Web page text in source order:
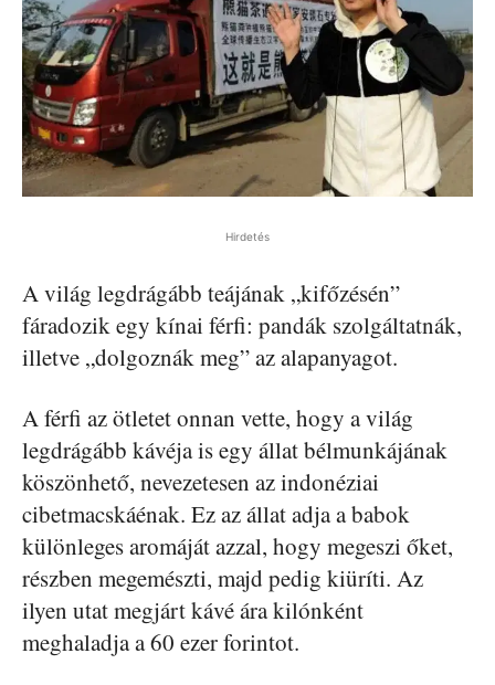
Hirdetés
A világ legdrágább teájának „kifőzésén”
fáradozik egy kínai férfi: pandák szolgáltatnák,
illetve „dolgoznák meg” az alapanyagot.
A férfi az ötletet onnan vette, hogy a világ
legdrágább kávéja is egy állat bélmunkájának
köszönhető, nevezetesen az indonéziai
cibetmacskáénak. Ez az állat adja a babok
különleges aromáját azzal, hogy megeszi őket,
részben megemészti, majd pedig kiüríti. Az
ilyen utat megjárt kávé ára kilónként
meghaladja a 60 ezer forintot.